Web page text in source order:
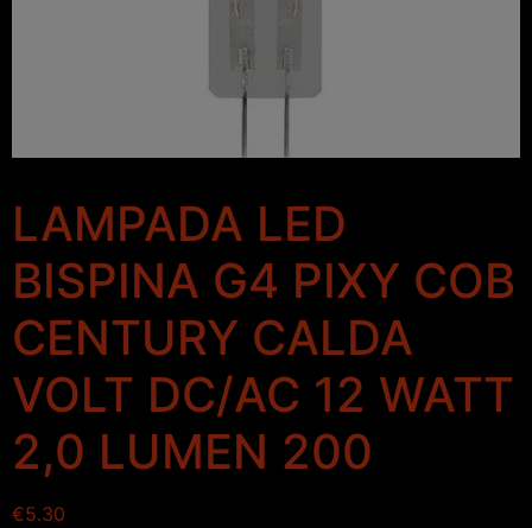
LAMPADA LED
BISPINA G4 PIXY COB
CENTURY CALDA
VOLT DC/AC 12 WATT
2,0 LUMEN 200
€5.30